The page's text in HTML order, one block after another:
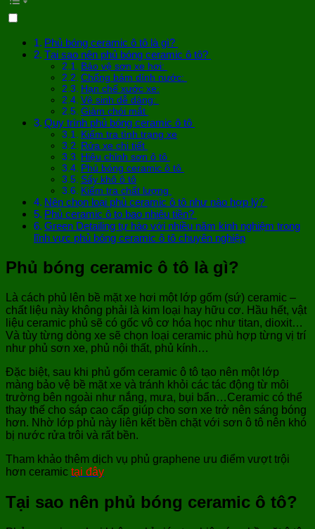
Phủ bóng ceramic ô tô là gì?
Tại sao nên phủ bóng ceramic ô tô?
Bảo vệ sơn xe hơi:
Chống bám dính nước:
Hạn chế xước xe:
Vệ sinh dễ dàng:
Giảm chói mắt
Quy trình phủ bóng ceramic ô tô
Kiểm tra tình trạng xe
Rửa xe chi tiết
Hiệu chỉnh sơn ô tô
Phủ bóng ceramic ô tô
Sấy khô ô tô
Kiểm tra chất lượng
Nên chọn loại phủ ceramic ô tô như nào hợp lý?
Phủ ceramic ô to bao nhiêu tiền?
Green Detailing tự hào với nhiều năm kinh nghiệm trong
lĩnh vực phủ bóng ceramic ô tô chuyên nghiệp
Phủ bóng ceramic ô tô là gì?
Là cách phủ lên bề mặt xe hơi một lớp gốm (sứ) ceramic –
chất liệu này không phải là kim loại hay hữu cơ. Hầu hết, vật
liệu ceramic phủ sẽ có gốc vô cơ hóa học như titan, dioxit…
Và tùy từng dòng xe sẽ chọn loại ceramic phù hợp từng vị trí
như phủ sơn xe, phủ nội thất, phủ kính…
Đặc biệt, sau khi phủ gốm ceramic ô tô tạo nên một lớp
màng bảo vệ bề mặt xe và tránh khỏi các tác động từ môi
trường bên ngoài như nắng, mưa, bụi bẩn…Ceramic có thể
thay thế cho sáp cao cấp giúp cho sơn xe trở nên sáng bóng
hơn. Nhờ lớp phủ này liên kết bền chặt với sơn ô tô nên khó
bị nước rửa trôi và rất bền.
Tham khảo thêm dịch vụ phủ graphene ưu điểm vượt trội
hơn ceramic tại đây
Tại sao nên phủ bóng ceramic ô tô?